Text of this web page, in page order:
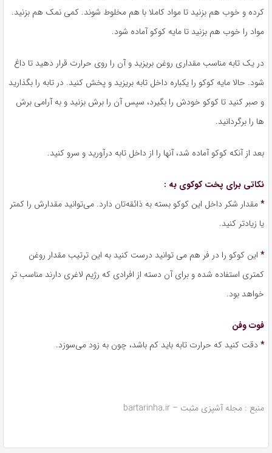
کرده و خوب هم بزنید تا مواد کاملا با هم مخلوط شوند. کمی نمک هم بزنید.
مواد را خوب هم بزنید تا مایه کوکو آماده شود.
در یک تابه مناسب مقداری روغن بریزید و آن را روی حرارت قرار دهید تا داغ
شود. حالا مایه کوکو را یکباره داخل تابه بریزید و پخش کنید. در تابه را بگذارید
و صبر کنید تا کوکو خودش را بگیرد، سپس آن را برش بزنید و به آرامی برش
ها را برگردانید.
بعد از آنکه کوکو آماده شد، آنها را از داخل تابه درآورید و سرو کنید.
نکاتی برای پخت کوکوی به :
*مقدار شکر داخل این کوکو بسته به ذائقه‌تان دارد. می‌توانید مقدارش را کمتر
یا زیادتر کنید.
* این کوکو را در فر هم می توانید درست کنید به این ترتیب مقدار روغن
کمتری استفاده شده و برای آن دسته از افرادی که رژیم لاغری دارند مناسب تر
خواهد بود.
فوت وفن
* دقت کنید که حرارت تابه باید کم باشد، چون به زود می‌سوزد.
منبع : مجله آشپزی مثبت – bartarinha.ir